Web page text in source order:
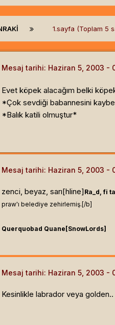
1.sayfa (Toplam 5
Mesaj tarihi: Haziran 5, 2003
Evet köpek alacağım belki
*Çok sevdiği babannesini
*Balık katili olmuştur*
Mesaj tarihi: Haziran 5, 2003
zenci, beyaz, sarı[hline] Ra_d, fi
praw'ı belediye zehirlemiş.[/b]
Querquobad Quane[SnowLords]
Mesaj tarihi: Haziran 5, 2003
Kesinlikle labrador veya